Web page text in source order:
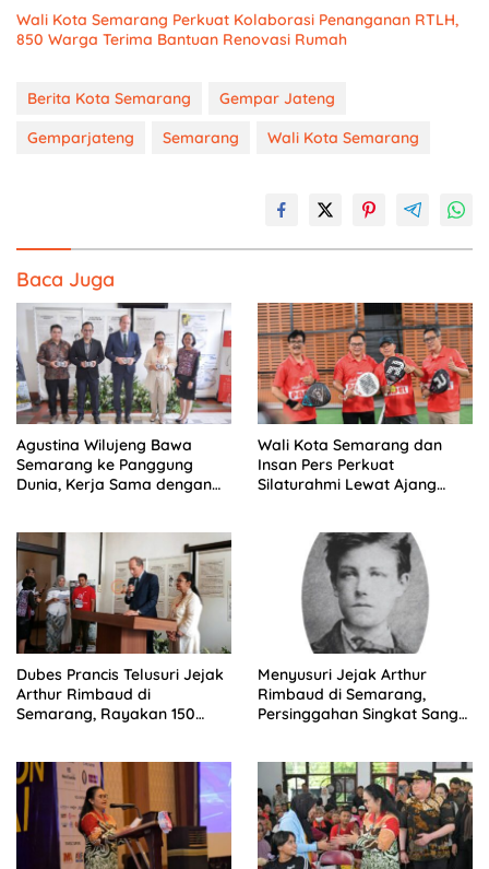
Wali Kota Semarang Perkuat Kolaborasi Penanganan RTLH,
850 Warga Terima Bantuan Renovasi Rumah
Berita Kota Semarang
Gempar Jateng
Gemparjateng
Semarang Wali Kota Semarang
Baca Juga
Agustina Wilujeng Bawa
Semarang ke Panggung
Dunia, Kerja Sama dengan
Wali Kota Semarang dan
Insan Pers Perkuat
Silaturahmi Lewat Ajang
Dubes Prancis Telusuri Jejak
Arthur Rimbaud di
Semarang, Rayakan 150
Menyusuri Jejak Arthur
Rimbaud di Semarang,
Persinggahan Singkat Sang